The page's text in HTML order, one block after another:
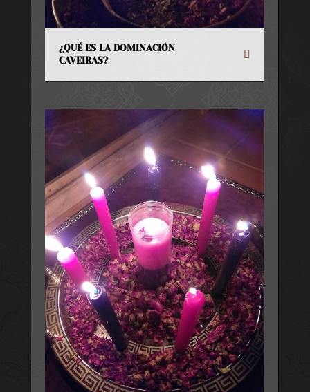
¿QUÉ ES LA DOMINACIÓN
CAVEIRAS?